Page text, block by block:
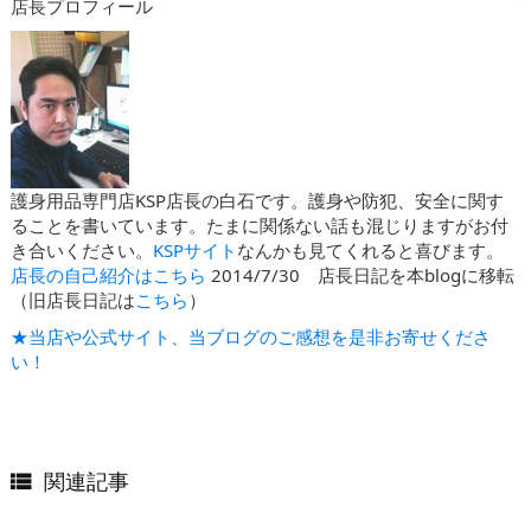
店長プロフィール
護身用品専門店KSP店長の白石です。護身や防犯、安全に関す
ることを書いています。たまに関係ない話も混じりますがお付
き合いください。 KSPサイト なんかも見てくれると喜びます。
店長の自己紹介はこちら 2014/7/30 店長日記を本blogに移転
（旧店長日記はこちら ）
★当店や公式サイト、当ブログのご感想を是非お寄せくださ
い！
 関連記事